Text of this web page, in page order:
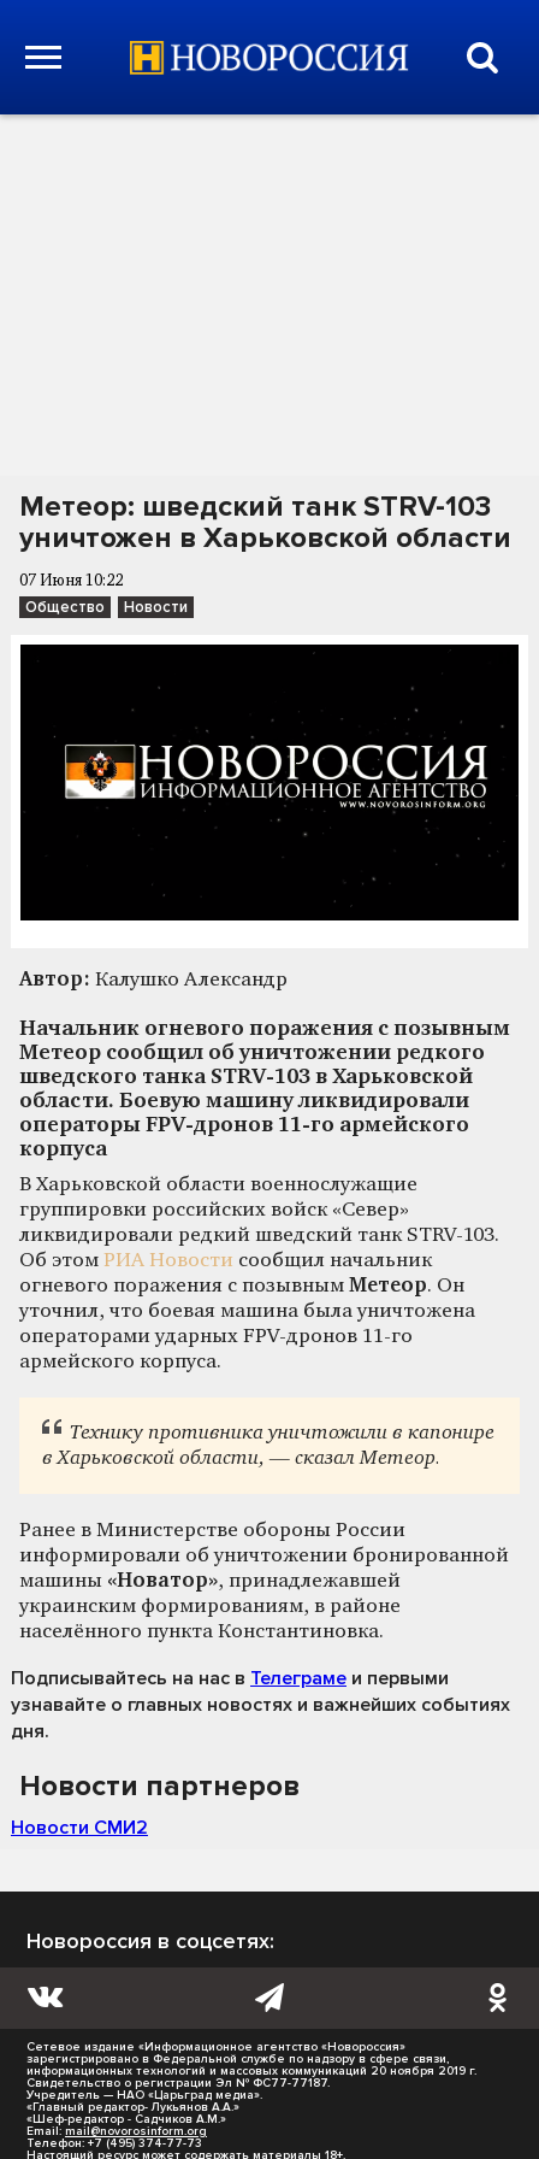
Метеор: шведский танк STRV-103
уничтожен в Харьковской области
07 Июня 10:22
Общество Новости
Автор: Калушко Александр
Начальник огневого поражения с позывным
Метеор сообщил об уничтожении редкого
шведского танка STRV-103 в Харьковской
области. Боевую машину ликвидировали
операторы FPV-дронов 11-го армейского
корпуса
В Харьковской области военнослужащие
группировки российских войск «Север»
ликвидировали редкий шведский танк STRV-103.
Об этом РИА Новости сообщил начальник
огневого поражения с позывным Метеор. Он
уточнил, что боевая машина была уничтожена
операторами ударных FPV-дронов 11-го
армейского корпуса.
Технику противника уничтожили в капонире
в Харьковской области, — сказал Метеор.
Ранее в Министерстве обороны России
информировали об уничтожении бронированной
машины «Новатор», принадлежавшей
украинским формированиям, в районе
населённого пункта Константиновка.
Подписывайтесь на нас в Телеграме и первыми
узнавайте о главных новостях и важнейших событиях
дня.
Новости партнеров
Новости СМИ2
Новороссия в соцсетях:
Сетевое издание «Информационное агентство «Новороссия»
зарегистрировано в Федеральной службе по надзору в сфере связи,
информационных технологий и массовых коммуникаций 20 ноября 2019 г.
Свидетельство о регистрации Эл № ФС77-77187.
Учредитель — НАО «Царьград медиа».
«Главный редактор- Лукьянов А.А.»
«Шеф-редактор - Садчиков А.М.»
Email: mail@novorosinform.org
Телефон: +7 (495) 374-77-73
Настоящий ресурс может содержать материалы 18+.